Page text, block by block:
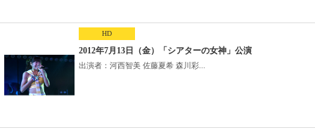
HD
2012年7月13日（金）「シアターの女神」公演
出演者：河西智美 佐藤夏希 森川彩...